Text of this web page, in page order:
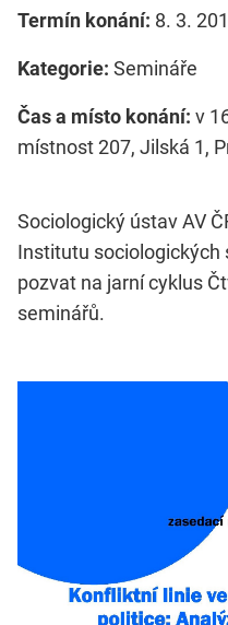
Termín konání: 8. 3.
Kategorie: Semináře
Čas a místo konání: v
místnost 207, Jilská 1,
Sociologický ústav AV
Institutu sociologických
pozvat na jarní cyklus
seminářů.